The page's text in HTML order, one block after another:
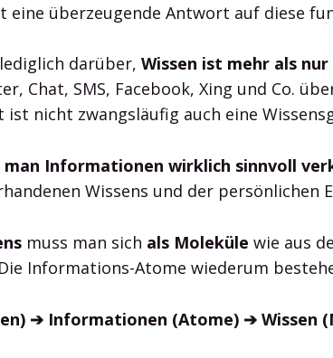
eine überzeugende Antwort auf diese
darüber, Wissen ist mehr als
Chat, SMS, Facebook, Xing und Co.
nicht zwangsläufig auch eine
Informationen wirklich sinnvoll
Wissens und der persönlichen
muss man sich als Moleküle wie aus
Informations-Atome wiederum
➔ Informationen (Atome) ➔ Wissen